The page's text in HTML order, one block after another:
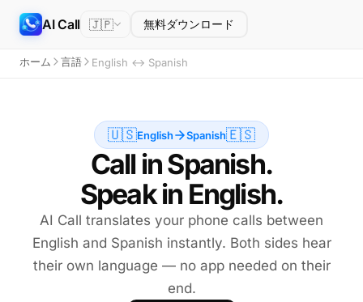
AI Call 🇯🇵 無料ダウンロード
ホーム 言語 English ↔ Spanish
🇺🇸English Spanish🇪🇸
Call in Spanish.
Speak in English.
AI Call translates your phone calls between
English and Spanish instantly. Both sides hear
their own language — no app needed on their
end.